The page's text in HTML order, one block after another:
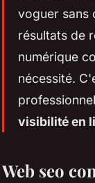
voguer sans
résultats de
numérique
nécessité.
visibilité en
Web seo